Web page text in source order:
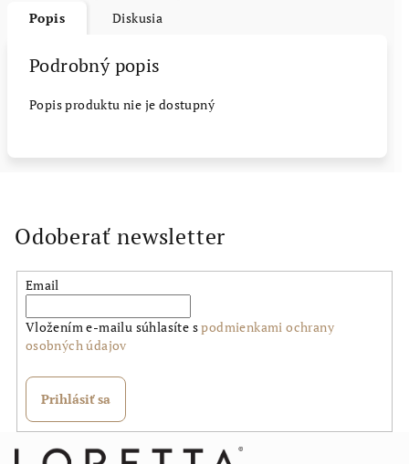
Popis Diskusia
Podrobný popis
Popis produktu nie je dostupný
Odoberať newsletter
Email
Vložením e-mailu súhlasíte spodmienkami ochrany
osobných údajov
Prihlásiť sa